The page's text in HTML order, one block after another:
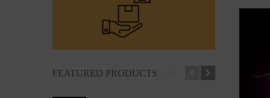
FEATURED PRODUCTS